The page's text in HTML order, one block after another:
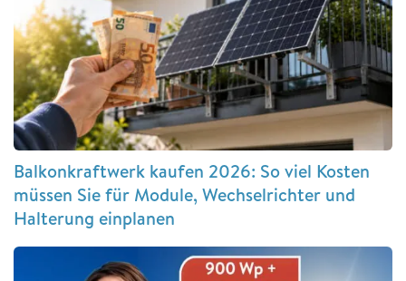
Balkonkraftwerk kaufen 2026: So viel Kosten
müssen Sie für Module, Wechselrichter und
Halterung einplanen